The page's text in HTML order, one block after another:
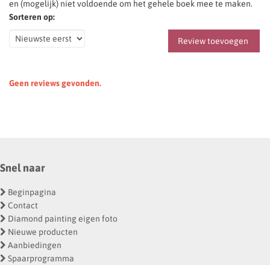
en (mogelijk) niet voldoende om het gehele boek mee te maken.
Sorteren op:
Review toevoegen
Geen reviews gevonden.
Snel naar
Beginpagina
Contact
Diamond painting eigen foto
Nieuwe producten
Aanbiedingen
Spaarprogramma